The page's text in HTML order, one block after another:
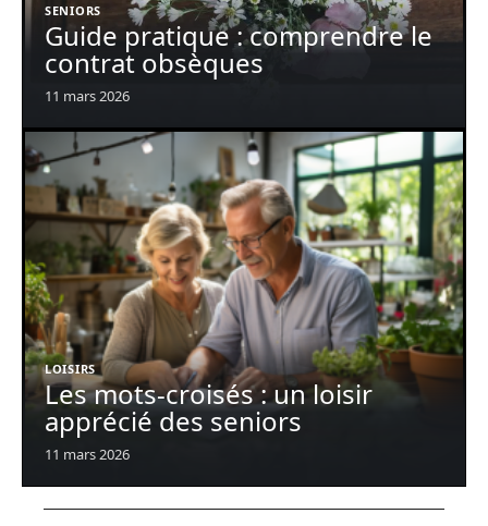
SENIORS
Guide pratique : comprendre le
contrat obsèques
11 mars 2026
LOISIRS
Les mots-croisés : un loisir
apprécié des seniors
11 mars 2026